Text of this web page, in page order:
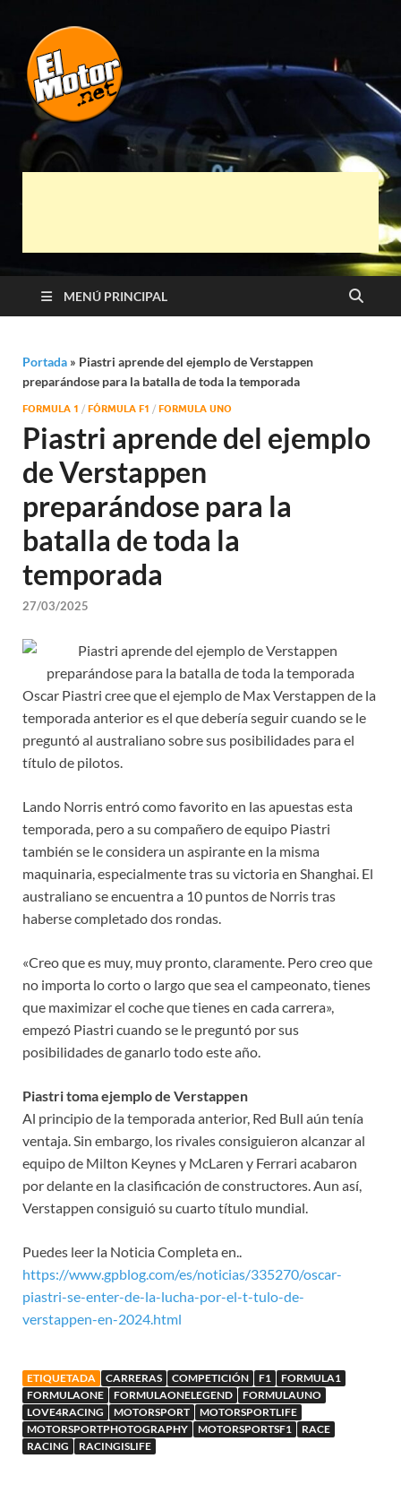
El Motor punto
Net
Automóviles
MENÚ PRINCIPAL
Portada » Piastri aprende del ejemplo de Verstappen
preparándose para la batalla de toda la temporada
FORMULA 1 / FÓRMULA F1 / FORMULA UNO
Piastri aprende del ejemplo
de Verstappen
preparándose para la
batalla de toda la
temporada
27/03/2025
Oscar Piastri cree que el ejemplo de Max Verstappen de la
temporada anterior es el que debería seguir cuando se le
preguntó al australiano sobre sus posibilidades para el
título de pilotos.
Lando Norris entró como favorito en las apuestas esta
temporada, pero a su compañero de equipo Piastri
también se le considera un aspirante en la misma
maquinaria, especialmente tras su victoria en Shanghai. El
australiano se encuentra a 10 puntos de Norris tras
haberse completado dos rondas.
«Creo que es muy, muy pronto, claramente. Pero creo que
no importa lo corto o largo que sea el campeonato, tienes
que maximizar el coche que tienes en cada carrera»,
empezó Piastri cuando se le preguntó por sus
posibilidades de ganarlo todo este año.
Piastri toma ejemplo de Verstappen
Al principio de la temporada anterior, Red Bull aún tenía
ventaja. Sin embargo, los rivales consiguieron alcanzar al
equipo de Milton Keynes y McLaren y Ferrari acabaron
por delante en la clasificación de constructores. Aun así,
Verstappen consiguió su cuarto título mundial.
Puedes leer la Noticia Completa en..
https://www.gpblog.com/es/noticias/335270/oscar-
piastri-se-enter-de-la-lucha-por-el-t-tulo-de-
verstappen-en-2024.html
ETIQUETADA CARRERAS COMPETICIÓN F1
FORMULA1
FORMULAONE
FORMULAONELEGEND
FORMULAUNO
LOVE4RACING
MOTORSPORT
MOTORSPORTLIFE
MOTORSPORTPHOTOGRAPHY
MOTORSPORTSF1
RACE
RACING
RACINGISLIFE